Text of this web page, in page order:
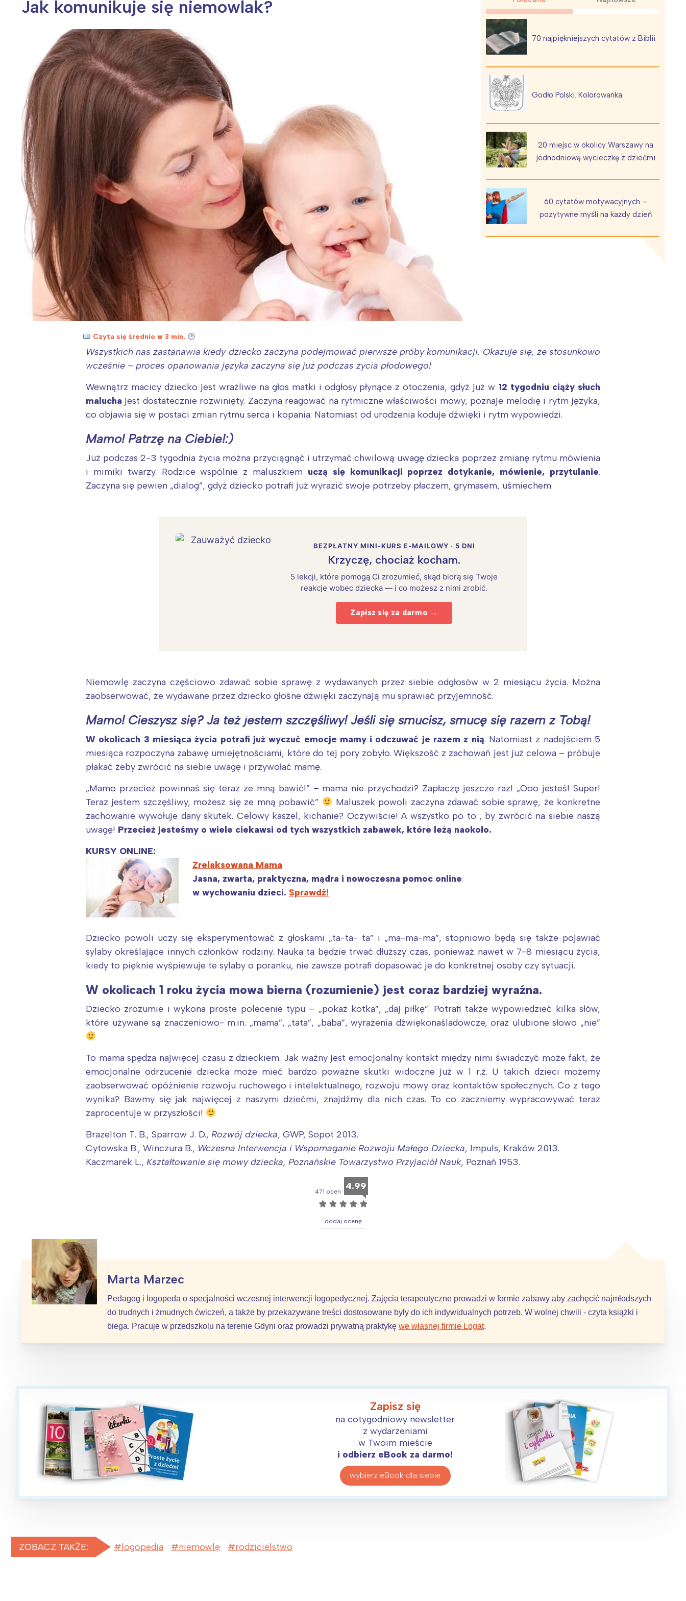
Wiosenny koncert ptaków na płocie Kwitnąca wiśnia i jej płatki
Jak komunikuje się niemowlak?
70 najpiękniejszych cytatów z Biblii
Godło Polski. Kolorowanka
20 miejsc w okolicy Warszawy na
jednodniową wycieczkę z dziećmi
60 cytatów motywacyjnych –
pozytywne myśli na każdy dzień
Czyta się średnio w 3 min.
Wszystkich nas zastanawia kiedy dziecko zaczyna podejmować pierwsze próby komunikacji. Okazuje się, że stosunkowo
wcześnie – proces opanowania języka zaczyna się już podczas życia płodowego!
Wewnątrz macicy dziecko jest wrażliwe na głos matki i odgłosy płynące z otoczenia, gdyż już w 12 tygodniu ciąży słuch
malucha jest dostatecznie rozwinięty. Zaczyna reagować na rytmiczne właściwości mowy, poznaje melodię i rytm języka,
co objawia się w postaci zmian rytmu serca i kopania. Natomiast od urodzenia koduje dźwięki i rytm wypowiedzi.
Mamo! Patrzę na Ciebie!:)
Już podczas 2-3 tygodnia życia można przyciągnąć i utrzymać chwilową uwagę dziecka poprzez zmianę rytmu mówienia
i mimiki twarzy. Rodzice wspólnie z maluszkiem uczą się komunikacji poprzez dotykanie, mówienie, przytulanie.
Zaczyna się pewien „dialog”, gdyż dziecko potrafi już wyrazić swoje potrzeby płaczem, grymasem, uśmiechem.
BEZPŁATNY MINI-KURS E-MAILOWY · 5 DNI
Krzyczę, chociaż kocham.
5 lekcji, które pomogą Ci zrozumieć, skąd biorą się Twoje
reakcje wobec dziecka — i co możesz z nimi zrobić.
Zapisz się za darmo →
Niemowlę zaczyna częściowo zdawać sobie sprawę z wydawanych przez siebie odgłosów w 2 miesiącu życia. Można
zaobserwować, że wydawane przez dziecko głośne dźwięki zaczynają mu sprawiać przyjemność.
Mamo! Cieszysz się? Ja też jestem szczęśliwy! Jeśli się smucisz, smucę się razem z Tobą!
W okolicach 3 miesiąca życia potrafi już wyczuć emocje mamy i odczuwać je razem z nią. Natomiast z nadejściem 5
miesiąca rozpoczyna zabawę umiejętnościami, które do tej pory zobyło. Większość z zachowań jest już celowa – próbuje
płakać żeby zwrócić na siebie uwagę i przywołać mamę.
„Mamo przecież powinnaś się teraz ze mną bawić!” – mama nie przychodzi? Zapłaczę jeszcze raz! „Ooo jesteś! Super!
Teraz jestem szczęśliwy, możesz się ze mną pobawić”
Maluszek powoli zaczyna zdawać sobie sprawę, że konkretne
zachowanie wywołuje dany skutek. Celowy kaszel, kichanie? Oczywiście! A wszystko po to , by zwrócić na siebie naszą
uwagę! Przecież jesteśmy o wiele ciekawsi od tych wszystkich zabawek, które leżą naokoło.
KURSY ONLINE:
Zrelaksowana Mama
Jasna, zwarta, praktyczna, mądra i nowoczesna pomoc online
w wychowaniu dzieci. Sprawdź!
Dziecko powoli uczy się eksperymentować z głoskami „ta-ta- ta” i „ma-ma-ma”, stopniowo będą się także pojawiać
sylaby określające innych członków rodziny. Nauka ta będzie trwać dłuższy czas, ponieważ nawet w 7-8 miesiącu życia,
kiedy to pięknie wyśpiewuje te sylaby o poranku, nie zawsze potrafi dopasować je do konkretnej osoby czy sytuacji.
W okolicach 1 roku życia mowa bierna (rozumienie) jest coraz bardziej wyraźna.
Dziecko zrozumie i wykona proste polecenie typu – „pokaż kotka”, „daj piłkę”. Potrafi także wypowiedzieć kilka słów,
które używane są znaczeniowo- m.in. „mama”, „tata”, „baba”, wyrażenia dźwiękonaśladowcze, oraz ulubione słowo „nie”
To mama spędza najwięcej czasu z dzieckiem. Jak ważny jest emocjonalny kontakt między nimi świadczyć może fakt, że
emocjonalne odrzucenie dziecka może mieć bardzo poważne skutki widoczne już w 1 r.ż. U takich dzieci możemy
zaobserwować opóźnienie rozwoju ruchowego i intelektualnego, rozwoju mowy oraz kontaktów społecznych. Co z tego
wynika? Bawmy się jak najwięcej z naszymi dziećmi, znajdźmy dla nich czas. To co zaczniemy wypracowywać teraz
zaprocentuje w przyszłości!
Brazelton T. B., Sparrow J. D., Rozwój dziecka, GWP, Sopot 2013.
Cytowska B., Winczura B., Wczesna Interwencja i Wspomaganie Rozwoju Małego Dziecka, Impuls, Kraków 2013.
Kaczmarek L., Kształtowanie się mowy dziecka, Poznańskie Towarzystwo Przyjaciół Nauk, Poznań 1953.
471 ocen 4.99
☆ ☆ ☆ ☆ ☆
dodaj ocenę
Marta Marzec
Pedagog i logopeda o specjalności wczesnej interwencji logopedycznej. Zajęcia terapeutyczne prowadzi w formie zabawy aby zachęcić najmłodszych
do trudnych i żmudnych ćwiczeń, a także by przekazywane treści dostosowane były do ich indywidualnych potrzeb. W wolnej chwili - czyta książki i
biega. Pracuje w przedszkolu na terenie Gdyni oraz prowadzi prywatną praktykę we własnej firmie Logat.
Zapisz się
na cotygodniowy newsletter
z wydarzeniami
w Twoim mieście
i odbierz eBook za darmo!
wybierz eBook dla siebie
ZOBACZ TAKŻE: logopedia niemowlę rodzicielstwo
Warszawa
Wrocław
Śląsk
Wszystkie